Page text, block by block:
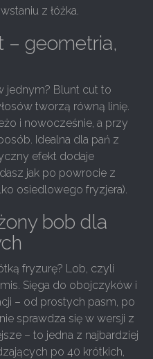
z łóżka.
– geometria,
jednym? Blunt cut to
tworzą równą linię.
i nowocześnie, a przy
Idealna dla pań z
efekt dodaje
jak po powrocie z
osiedlowego fryzjera).
bob dla
fryzurę? Lob, czyli
Sięga do obojczyków i
– od prostych pasm, po
sprawdza się w wersji z
– to jedna z najbardziej
po 40 krótkich,